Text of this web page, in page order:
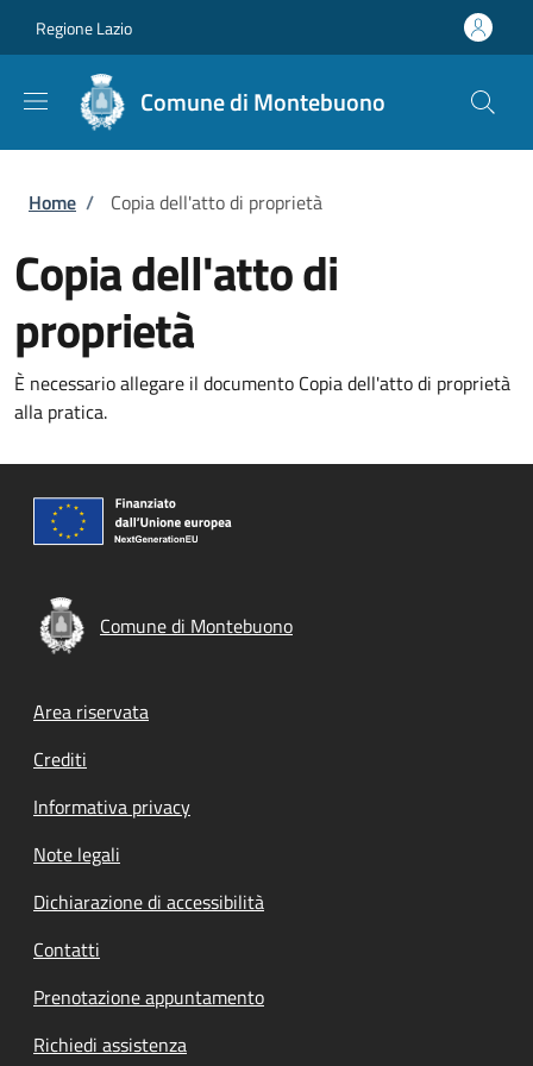
Regione Lazio
Comune di Montebuono
Briciole di pane
Home / Copia dell'atto di proprietà
Copia dell'atto di
proprietà
È necessario allegare il documento Copia dell'atto di proprietà
alla pratica.
Comune di Montebuono
Footer menu
Area riservata
Crediti
Informativa privacy
Note legali
Dichiarazione di accessibilità
Contatti
Prenotazione appuntamento
Richiedi assistenza